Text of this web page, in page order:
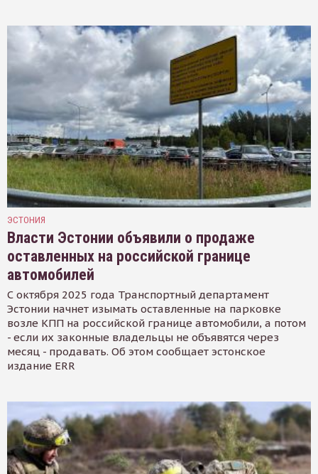
ЭСТОНИЯ
Власти Эстонии объявили о продаже
оставленных на российской границе
автомобилей
С октября 2025 года Транспортный департамент
Эстонии начнет изымать оставленные на парковке
возле КПП на российской границе автомобили, а потом
- если их законные владельцы не объявятся через
месяц - продавать. Об этом сообщает эстонское
издание ERR